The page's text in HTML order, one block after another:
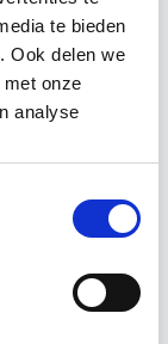
te bieden
Ook delen we
onze
analyse
geeft
(een
te